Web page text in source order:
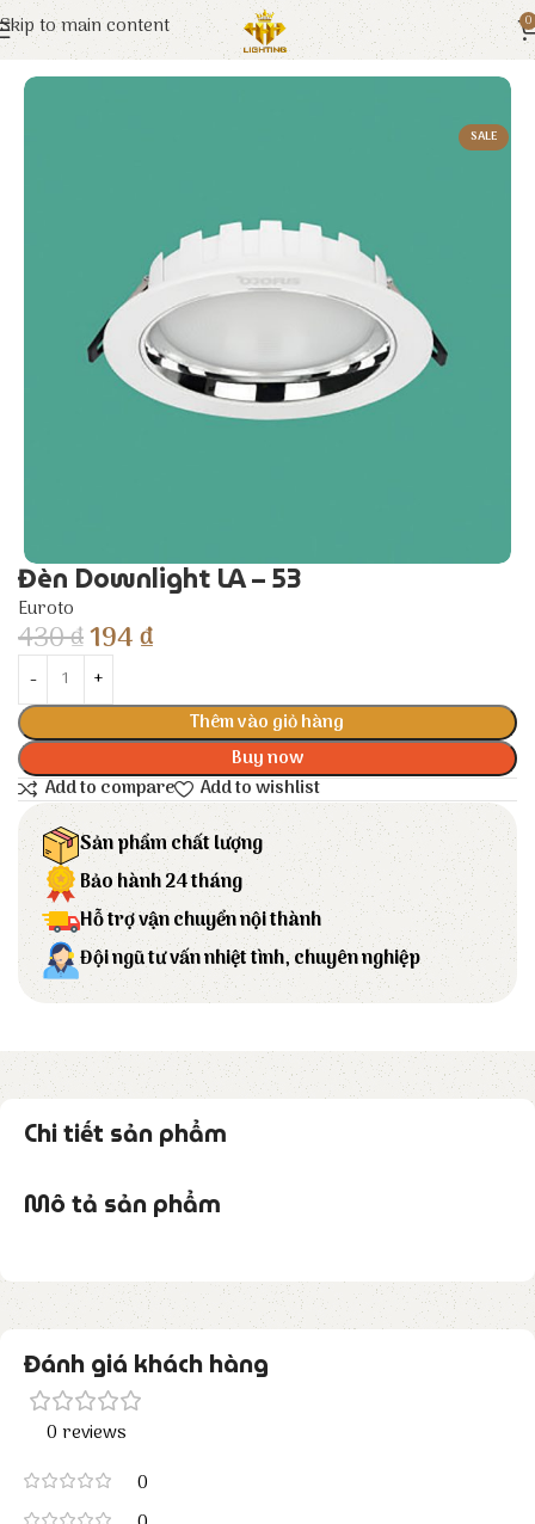
Skip to main content 0
Trang chủ Euroto Đèn LED
SALE
Đèn Downlight LA – 53
Euroto
430₫194₫
Thêm vào giỏ hàng
Buy now
Add to compare
Add to wishlist
Sản phẩm chất lượng
Bảo hành 24 tháng
Hỗ trợ vận chuyển nội thành
Đội ngũ tư vấn nhiệt tình, chuyên nghiệp
Chi tiết sản phẩm
Mô tả sản phẩm
Đánh giá khách hàng
0 reviews
0